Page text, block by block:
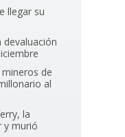
llegar su
devaluación
de
al
la
y murió